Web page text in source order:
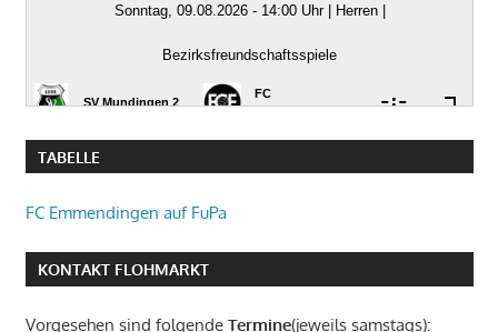
TABELLE
FC Emmendingen auf FuPa
KONTAKT FLOHMARKT
Vorgesehen sind folgende Termine(jeweils samstags):